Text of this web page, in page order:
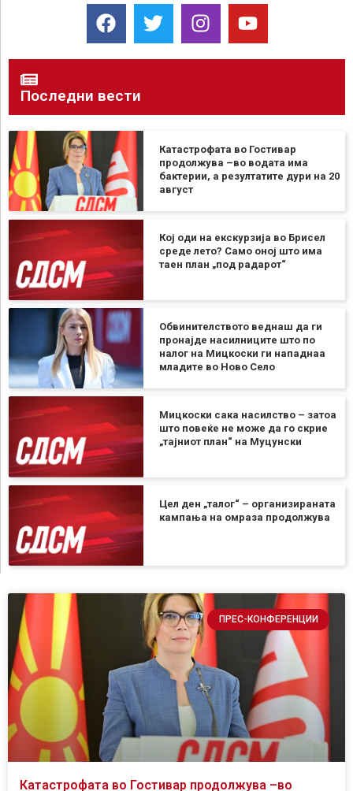
Последни вести
Катастрофата во Гостивар
продолжува –во водата има
бактерии, а резултатите дури на 20
август
Кој оди на екскурзија во Брисел
среде лето? Само оној што има
таен план „под радарот“
Обвинителството веднаш да ги
пронајде насилниците што по
налог на Мицкоски ги нападнаа
младите во Ново Село
Мицкоски сака насилство – затоа
што повеќе не може да го скрие
„тајниот план“ на Муцунски
Цел ден „талог“ – организираната
кампања на омраза продолжува
ПРЕС-КОНФЕРЕНЦИИ
Катастрофата во Гостивар продолжува –во